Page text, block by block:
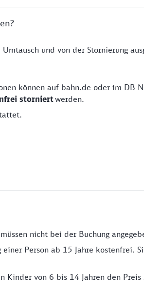
und von der Stornierung
können auf bahn.de oder im DB
storniertwerden.
nicht bei der Buchung
Person ab 15 Jahre kostenfrei.
Kinder von 6 bis 14 Jahren den